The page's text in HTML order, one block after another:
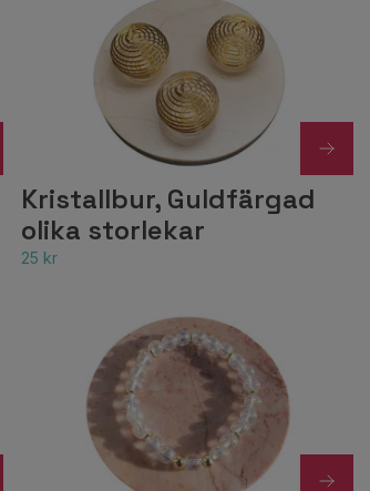
Kristallbur, Guldfärgad
olika storlekar
25 kr